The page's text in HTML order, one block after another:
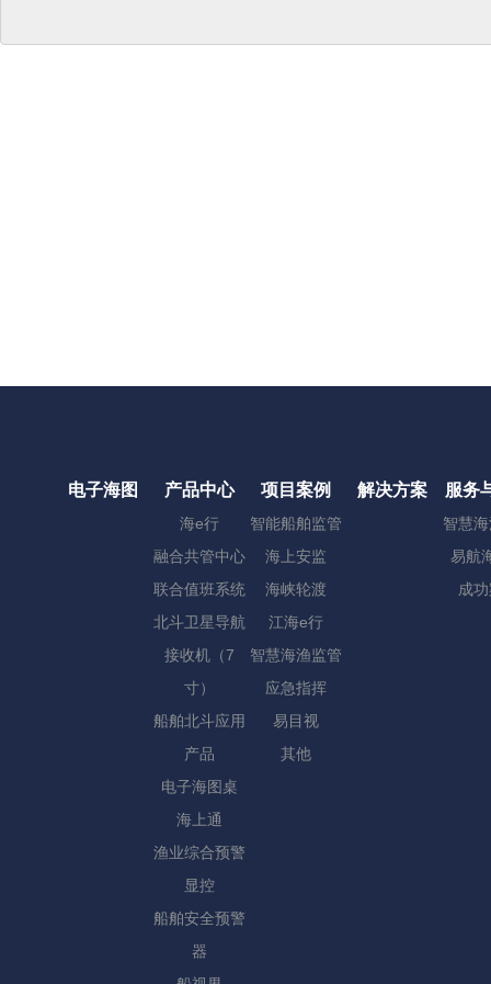
电子海图 产品中心
海e行
融合共管中心
联合值班系统
北斗卫星导航
接收机（7
寸）
船舶北斗应用
产品
电子海图桌
海上通
渔业综合预警
显控
船舶安全预警
器
项目案例
智能船舶监管
海上安监
海峡轮渡
江海e行
智慧海渔监管
应急指挥
易目视
其他
解决方案 服务
智慧
易航
成